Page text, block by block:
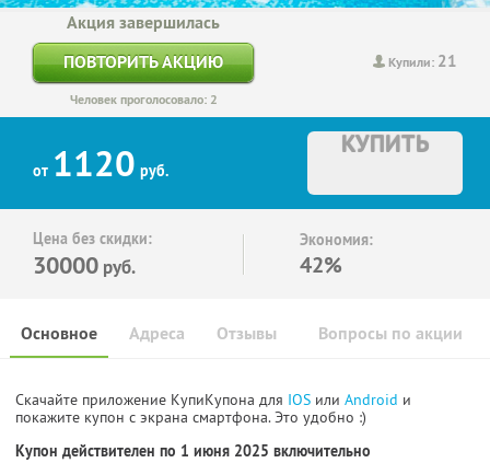
Купили: 21
Акция завершилась
ПОВТОРИТЬ АКЦИЮ
Человек проголосовало: 2
от 1120 руб.
КУПИТЬ
Цена без скидки:
30000 руб.
Экономия:
42%
Основное Отзывы Вопросы по акции
Адреса
Скачайте приложение КупиКупона для IOS или Android и
покажите купон с экрана смартфона. Это удобно :)
Купон действителен по 1 июня 2025 включительно